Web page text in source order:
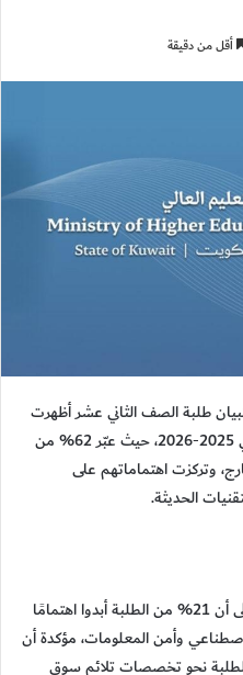
أقل من دقيقة
طلبة الصف الثاني عشر أظهرت
توافقًا كبيرًا مع خطة الابتعاث الأكاديمي 2025-2026، حيث عبّر 62% من
وتركزت اهتماماتهم على
الحديثة.
وأشارت الوكيل المساعد غيداء مذكور إلى أن 21% من الطلبة أبدوا اهتمامًا
وأمن المعلومات، مؤكدة أن
الطلبة نحو تخصصات تلائم سوق